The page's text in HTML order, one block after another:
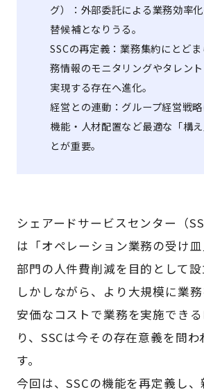
グ）：外部委託による業務効率
替候補となりうる。
SSCの再定義：業務集約にとど
務情報のモニタリングやタレン
実現する存在へ進化。
経営との連動：グループ経営戦略
機能・人材配置など最適な「構
とが重要。
シェアードサービスセンター（
は「オペレーション業務の受け
部門の人件費削減を目的として設
しかしながら、より大規模に業
安価なコストで業務を実施でき
り、SSCは今その存在意義を問わ
す。
今回は、SSCの機能を再定義し、